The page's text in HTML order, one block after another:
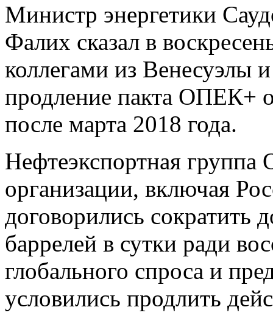
Министр энергетики
Фалих сказал в
коллегами из Венесуэлы
продление пакта ОПЕК+
после марта 2018 года.
Нефтеэкспортная
организации, включая
договорились сократить
баррелей в сутки ради
глобального спроса и
условились продлить